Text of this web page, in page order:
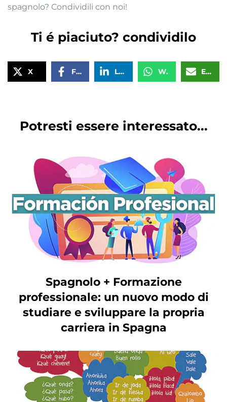
spagnolo? Condividili con noi!
Ti é piaciuto? condividilo
X Facebook LinkedIn WhatsApp Email
Potresti essere interessato...
Spagnolo + Formazione
professionale: un nuovo modo di
studiare e sviluppare la propria
carriera in Spagna